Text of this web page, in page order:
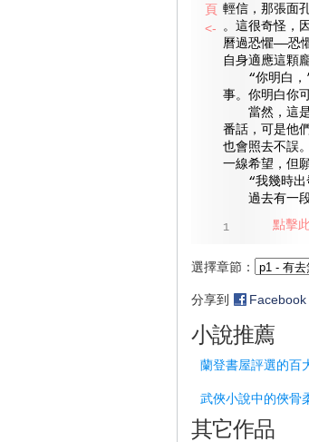
輕信，那張面
。這很奇怪，
曆過恐懼——恐
自身適應這顆
“你明白，”
事。你明白你
當然，這是
番話，可是他
也會照去不誤
一線希望，但
“我幾時出
過去有一段
1
選擇章節：
分享到 Facebook
點擊
頁
<-
小說推薦
蘭登書屋評選的百
武俠小說中的俠
其它作品